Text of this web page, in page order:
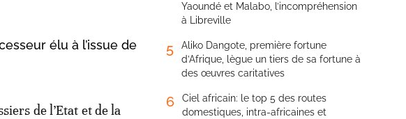
élu à l’issue de
de l’Etat et de la
Yaoundé et Malabo, l’incompréhension
à Libreville
5
Aliko Dangote, première fortune
d’Afrique, lègue un tiers de sa fortune à
des œuvres caritatives
6
Ciel africain: le top 5 des routes
domestiques, intra-africaines et